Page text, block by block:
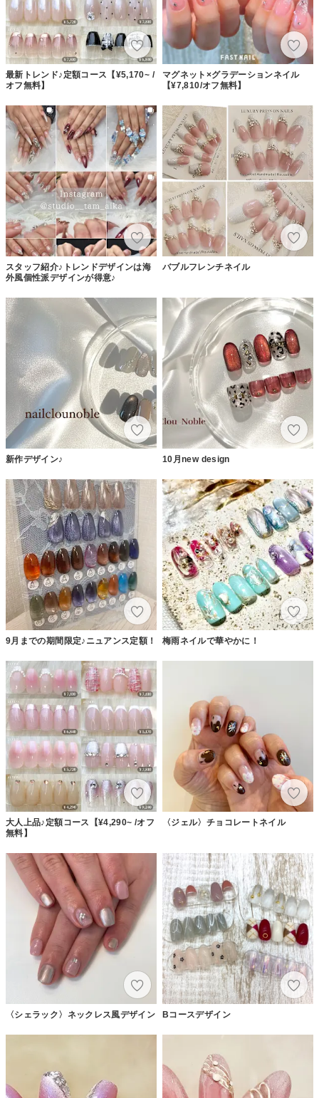
最新トレンド♪定額コース【¥5,170~ /
オフ無料】
マグネット×グラデーションネイル
【¥7,810/オフ無料】
スタッフ紹介♪トレンドデザインは海
外風個性派デザインが得意♪
バブルフレンチネイル
新作デザイン♪ 10月new design
9月までの期間限定♪ニュアンス定額！ 梅雨ネイルで華やかに！
大人上品♪定額コース【¥4,290~ /オフ
無料】
〈ジェル〉チョコレートネイル
〈シェラック〉ネックレス風デザイン Bコースデザイン